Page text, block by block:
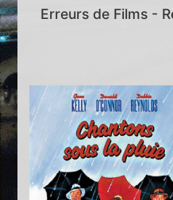
Erreurs de Films -